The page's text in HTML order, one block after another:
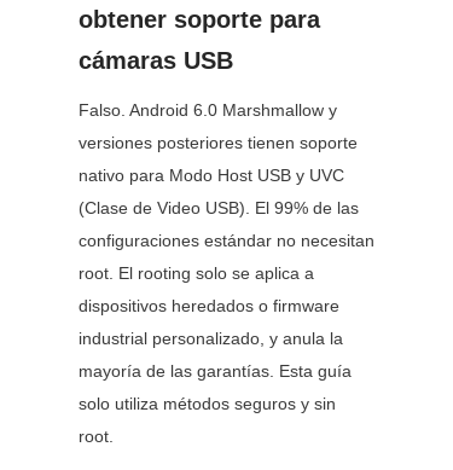
obtener soporte para
cámaras USB
Falso. Android 6.0 Marshmallow y
versiones posteriores tienen soporte
nativo para Modo Host USB y UVC
(Clase de Video USB). El 99% de las
configuraciones estándar no necesitan
root. El rooting solo se aplica a
dispositivos heredados o firmware
industrial personalizado, y anula la
mayoría de las garantías. Esta guía
solo utiliza métodos seguros y sin
root.